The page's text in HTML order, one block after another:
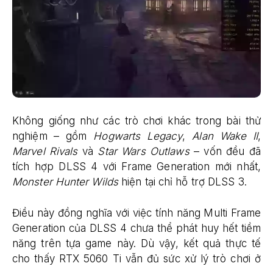
Không giống như các trò chơi khác trong bài thử
nghiệm – gồm Hogwarts Legacy,Alan Wake II,
Marvel Rivalsvà Star Wars Outlaws– vốn đều đã
tích hợp DLSS 4 với Frame Generation mới nhất,
Monster Hunter Wildshiện tại chỉ hỗ trợ DLSS 3.
Điều này đồng nghĩa với việc tính năng Multi Frame
Generation của DLSS 4 chưa thể phát huy hết tiềm
năng trên tựa game này. Dù vậy, kết quả thực tế
cho thấy RTX 5060 Ti vẫn đủ sức xử lý trò chơi ở